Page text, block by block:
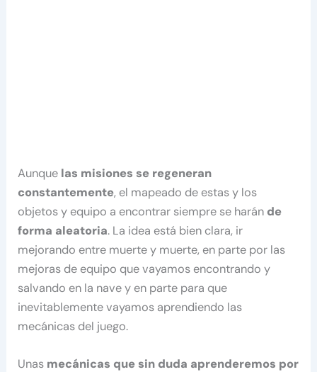
Aunque las misiones se regeneran
constantemente, el mapeado de estas y los
objetos y equipo a encontrar siempre se harán de
forma aleatoria. La idea está bien clara, ir
mejorando entre muerte y muerte, en parte por las
mejoras de equipo que vayamos encontrando y
salvando en la nave y en parte para que
inevitablemente vayamos aprendiendo las
mecánicas del juego.
Unas mecánicas que sin duda aprenderemos por